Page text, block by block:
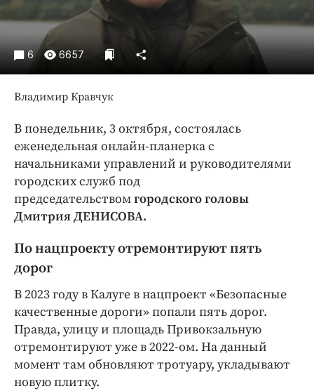
Погода
Праздники
Происшествия
Спорт
Экономика и бизнес
ПРОЕКТЫ
Блоги
Издания
Медиаперсона
Интересное чтиво
Бренд года
6 6657
Владимир Кравчук
В понедельник, 3 октября, состоялась
еженедельная онлайн-планерка с
начальниками управлений и руководителями
городских служб под
председательствомгородского головы
Дмитрия ДЕНИСОВА.
По нацпроекту отремонтируют пять
дорог
В 2023 году в Калуге в нацпроект «Безопасные
качественные дороги» попали пять дорог.
Правда, улицу и площадь Привокзальную
отремонтируют уже в 2022-ом. На данный
момент там обновляют тротуару, укладывают
новую плитку.